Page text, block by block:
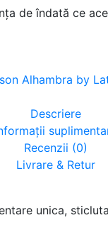
de îndată ce
Alhambra by
Descriere
Recenzii (0)
Livrare & Retur
unica,